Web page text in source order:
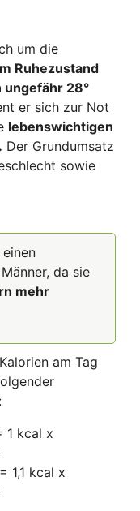
um die
Ruhezustand
ungefähr 28°
er sich zur Not
lebenswichtigen
Der Grundumsatz
sowie
da sie
mehr
am Tag
1 kcal x
= 1,1 kcal x